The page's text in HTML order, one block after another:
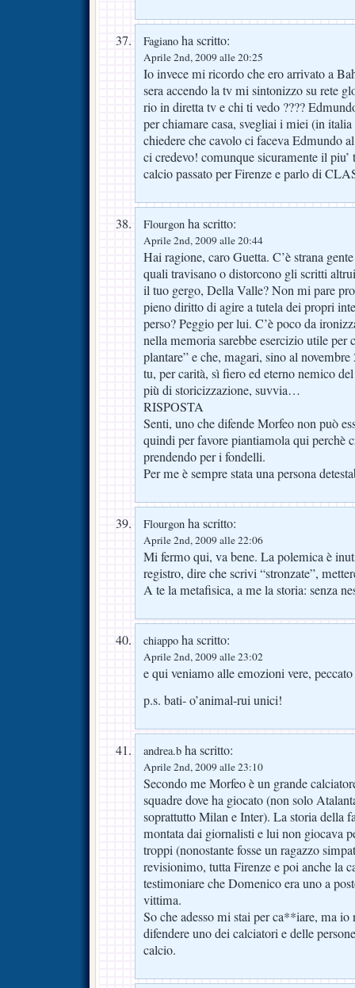
Fagiano ha scritto:
Aprile 2nd, 2009 alle 20:25
Io invece mi ricordo che ero arrivato a
sera accendo la tv mi sintonizzo su rete
rio in diretta tv e chi ti vedo ????
per chiamare casa, svegliai i miei (in
chiedere che cavolo ci faceva Edmundo
ci credevo! comunque sicuramente il piu’
calcio passato per Firenze e parlo di
Flourgon ha scritto:
Aprile 2nd, 2009 alle 20:44
Hai ragione, caro Guetta. C’è strana
quali travisano o distorcono gli scritti
il tuo gergo, Della Valle? Non mi pare
pieno diritto di agire a tutela dei propri
perso? Peggio per lui. C’è poco da
nella memoria sarebbe esercizio utile per
plantare” e che, magari, sino al
tu, per carità, sì fiero ed eterno nemico
più di storicizzazione, suvvia…
RISPOSTA
Senti, uno che difende Morfeo non può
quindi per favore piantiamola qui perchè
prendendo per i fondelli.
Per me è sempre stata una persona
Flourgon ha scritto:
Aprile 2nd, 2009 alle 22:06
Mi fermo qui, va bene. La polemica è
registro, dire che scrivi “stronzate”,
A te la metafisica, a me la storia: senza
chiappo ha scritto:
Aprile 2nd, 2009 alle 23:02
e qui veniamo alle emozioni vere,
p.s. bati- o’animal-rui unici!
andrea.b ha scritto:
Aprile 2nd, 2009 alle 23:10
Secondo me Morfeo è un grande
squadre dove ha giocato (non solo
soprattutto Milan e Inter). La storia della
montata dai giornalisti e lui non giocava
troppi (nonostante fosse un ragazzo
revisionimo, tutta Firenze e poi anche la
testimoniare che Domenico era uno a
vittima.
So che adesso mi stai per ca**iare, ma
difendere uno dei calciatori e delle
calcio.